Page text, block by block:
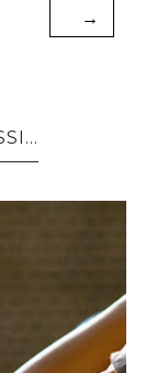
→